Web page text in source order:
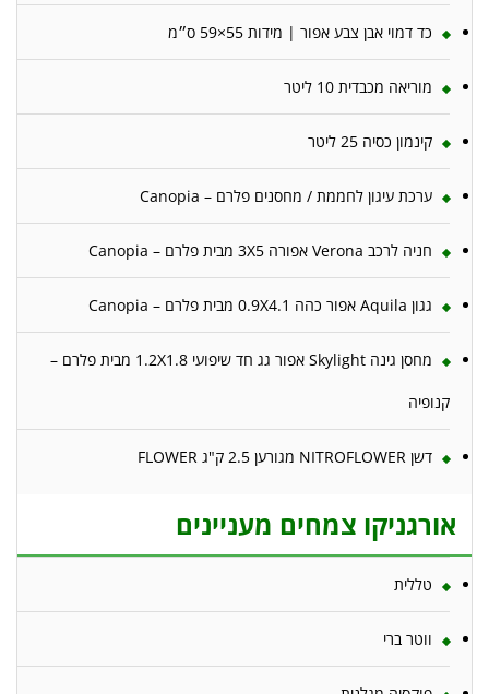
כד דמוי אבן צבע אפור | מידות 55×59 ס״מ
מוריאה מכבדית 10 ליטר
קינמון כסיה 25 ליטר
ערכת עיגון לחממת / מחסנים פלרם – Canopia
חניה לרכב Verona אפורה 3X5 מבית פלרם – Canopia
גגון Aquila אפור כהה 0.9X4.1 מבית פלרם – Canopia
מחסן גינה Skylight אפור גג חד שיפועי 1.2X1.8 מבית פלרם –
קנופיה
דשן NITROFLOWER מגורען 2.5 ק"ג FLOWER
אורגניקו צמחים מעניינים
טללית
ווטר ברי